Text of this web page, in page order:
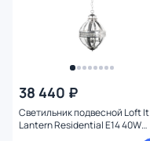
38 440 ₽
Светильник подвесной Loft It
Lantern Residential E14 40W